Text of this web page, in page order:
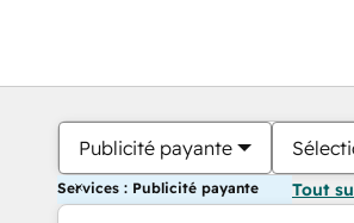
Publicité payante
Services : Publicité payante Tout